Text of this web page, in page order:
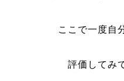
ここで一度自
評価してみ